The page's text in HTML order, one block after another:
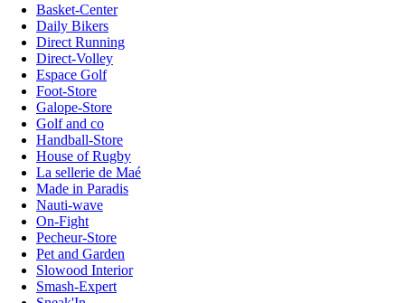
Basket-Center
Daily Bikers
Direct Running
Direct-Volley
Espace Golf
Foot-Store
Galope-Store
Golf and co
Handball-Store
House of Rugby
La sellerie de Maé
Made in Paradis
Nauti-wave
On-Fight
Pecheur-Store
Pet and Garden
Slowood Interior
Smash-Expert